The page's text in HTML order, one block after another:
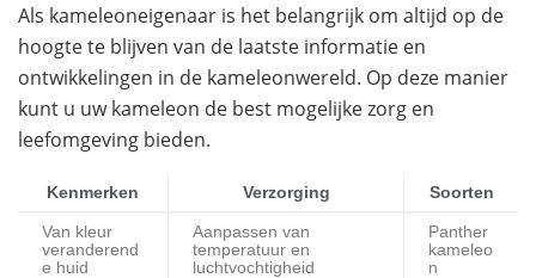
Als kameleoneigenaar is het belangrijk om altijd op de
hoogte te blijven van de laatste informatie en
ontwikkelingen in de kameleonwereld. Op deze manier
kunt u uw kameleon de best mogelijke zorg en
leefomgeving bieden.
Kenmerken Verzorging Soorten
Van kleur
veranderend
e huid
Aanpassen van
temperatuur en
luchtvochtigheid
Panther
kameleo
n